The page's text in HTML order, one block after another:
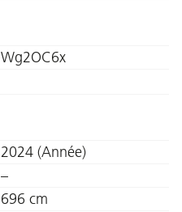
Wg2OC6x
2024 (Année)
–
696 cm